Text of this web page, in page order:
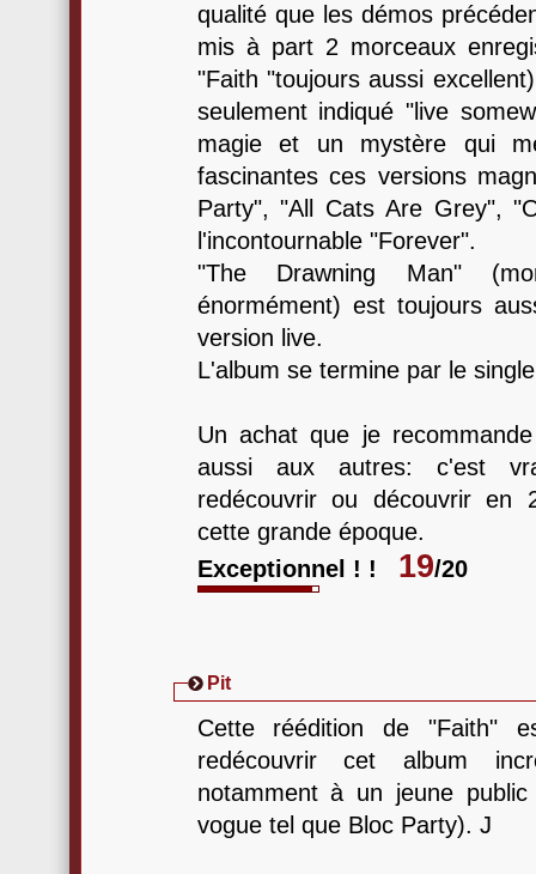
qualité que les démos
mis à part 2 morceaux
"Faith "toujours aussi
seulement indiqué "live
magie et un mystère qui
fascinantes ces versions
Party", "All Cats Are Grey",
l'incontournable "Forever".
"The Drawning Man"
énormément) est toujours
version live.
L'album se termine par le
Un achat que je
aussi aux autres: c'est
redécouvrir ou découvrir en
cette grande époque.
Exceptionnel ! !
19/20
Pit
Cette réédition de "Faith"
redécouvrir cet album
notamment à un jeune
vogue tel que Bloc Party). J